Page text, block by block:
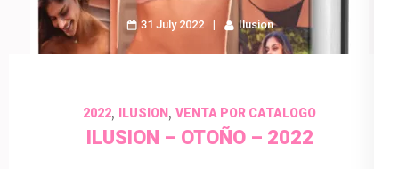
31 July 2022 Ilusion
2022, ILUSION , VENTA POR CATALOGO
ILUSION – OTOÑO – 2022